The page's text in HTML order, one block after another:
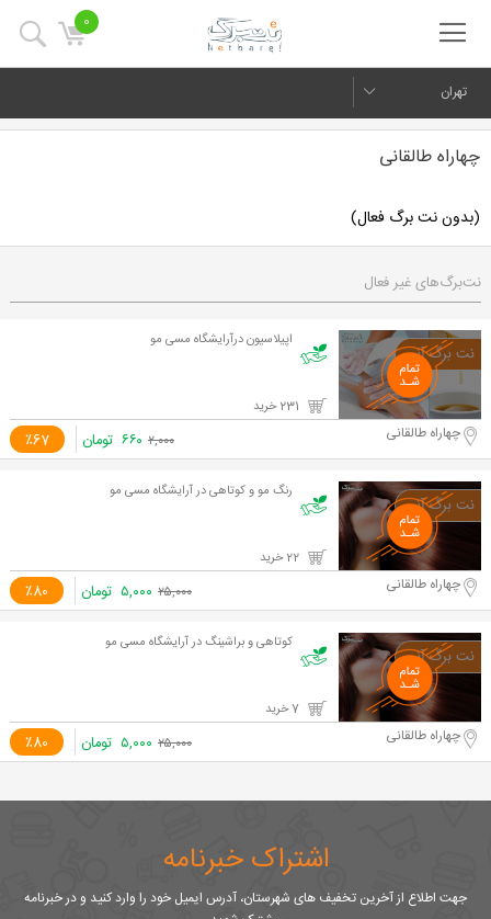
0
تهران
چهاراه طالقانی
(بدون نت برگ فعال)
نت‌برگ‌های غیر فعال
اپیلاسیون درآرایشگاه مسی مو
٪67 چهاراه طالقانی ۲,۰۰۰ ۶۶۰ تومان
رنگ مو و کوتاهی در آرایشگاه مسی مو
٪80 چهاراه طالقانی ۲۵,۰۰۰ ۵,۰۰۰ تومان
کوتاهی و براشینگ در آرایشگاه مسی مو
٪80 چهاراه طالقانی ۲۵,۰۰۰ ۵,۰۰۰ تومان
اشتراک خبرنامه
جهت اطلاع از آخرین تخفیف های شهرستان، آدرس ایمیل خود را وارد کنید و در خبرنامه